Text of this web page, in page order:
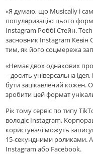
«Я думаю, що Musically і
популяризацію цього
Instagram Роббі Стейн.
засновник Instagram Кевін
тим, як його соцмережа
«Немає двох однакових
– досить універсальна
бути зацікавлений кожен.
зробити цей формат
Рік тому сервіс по типу
володіє Instagram.
користувачі можуть
15-секундними роликами.
Instagram або Facebook.